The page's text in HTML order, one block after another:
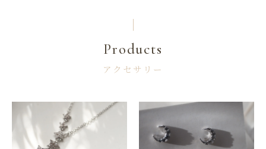
Products
アクセサリー